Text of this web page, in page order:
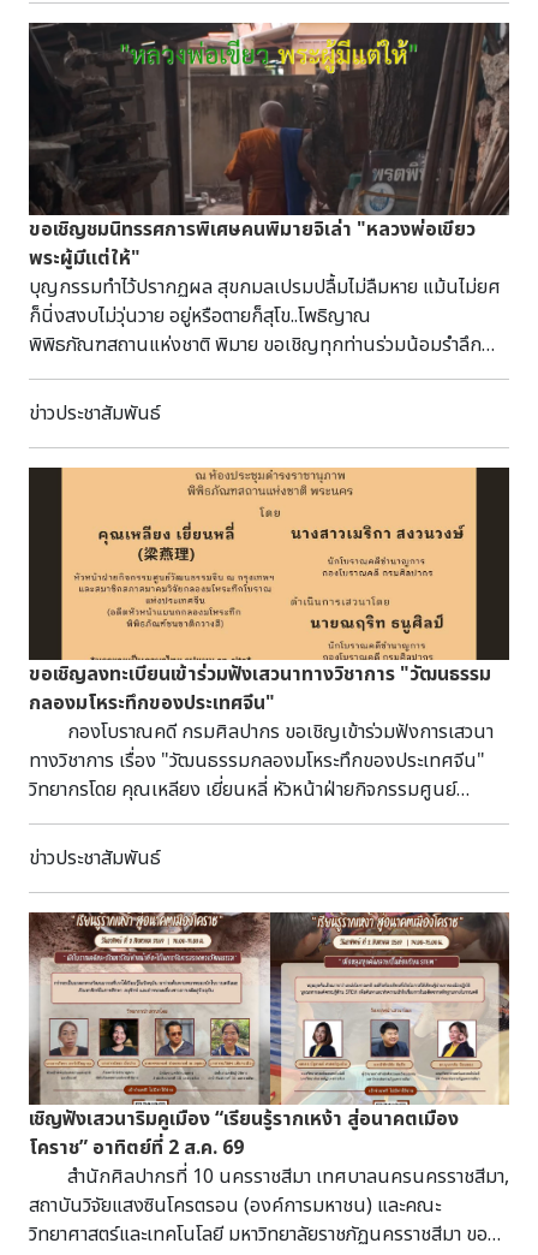
โบราณคดีชำนาญการ สำนักศิลปากรที่ 10 นครราชสีมา ในวัน
อาทิตย์ที่ 2 สิงหาคม 2569 เวลา 15.00 - 17.00 น. ร่วมติดตามผล
การขุดค้นทางโบราณคดีล่าสุด และค้นหาคำตอบว่า "โนนพลล้าน"
ได้ไขปริศนากำแพงเมืองโคราชสมัยอยุธยาไว้มากน้อยเพียงใด
เปิดรับสมัครผู้สนใจทุกเพศ ทุกวัย สามารถลงทะเบียนเข้าร่วม
กิจกรรม ฟรี! ไม่เสียค่าใช้จ่าย โดยสแกน QR Code หรือกดลิงก์
https://docs.google.com/forms/d/e/
Wyqek96UasGEJmGLhrYHQ/viewform รับจำนวนจำกัด
เพียง 20 ท่านเท่านั้น มาร่วมเป็นส่วนหนึ่งของงานโบราณคดี
เมืองนครราชสีมากับนักโบราณคดีตัวจริง เสียงจริง บอกเล่าบท
สรุปครั้งสำคัญไปด้วยกัน สอบถามเพิ่มเติม โทร. 0 4424 2958
ขอเชิญชมนิทรรศการพิเศษคนพิมายจิเล่า "หลวงพ่อเขียว
พระผู้มีแต่ให้"
บุญกรรมทำไว้ปรากฏผล สุขกมลเปรมปลื้มไม่ลืมหาย แม้นไม่ยศ
ก็นิ่งสงบไม่วุ่นวาย อยู่หรือตายก็สุโข..โพธิญาณ
พิพิธภัณฑสถานแห่งชาติ พิมาย ขอเชิญทุกท่านร่วมน้อมรำลึก
"หลวงพ่อพระโพธิวรญาณ" สมณศักดิ์เดิม "พระครูวิสุทธิพรต
ธำรง" หรือ "หลวงพ่อเขียว" พระนักเทศน์ที่มีชื่อเสียง พระผู้สร้าง
ในนิทรรศการพิเศษคนพิมายจิเล่า "หลวงพ่อเขียว พระผู้มีแต่ให้"
ณ พื้นที่โถงทางเข้าอาคารจัดแสดง ชั้น 2 อาคารจัดแสดง
พิพิธภัณฑสถานแห่งชาติ พิมาย จังหวัดนครราชสีมา ระหว่างวันที่
5 - 9 สิงหาคม 2569 เวลา 09.00 - 16.00 น. สอบถามเพิ่มเติม
โทร. 0 4447 1167 Facebook “Phimai National
Museum:พิพิธภัณฑสถานแห่งชาติ พิมาย”
https://www.facebook.com/PhimaiNationalMuseum
ข่าวประชาสัมพันธ์
ขอเชิญลงทะเบียนเข้าร่วมฟังเสวนาทางวิชาการ "วัฒนธรรม
กลองมโหระทึกของประเทศจีน"
กองโบราณคดี กรมศิลปากร ขอเชิญเข้าร่วมฟังการเสวนา
ทางวิชาการ เรื่อง "วัฒนธรรมกลองมโหระทึกของประเทศจีน"
วิทยากรโดย คุณเหลียง เยี่ยนหลี่ หัวหน้าฝ่ายกิจกรรมศูนย์
วัฒนธรรมจีน ณ กรุงเทพฯ และสมาชิกสมาคมวิจัยกลอง
มโหระทึกโบราณแห่งประเทศจีน (อดีตหัวหน้าแผนกกลอง
นักโบราณคดีชำนาญการ กองโบราณคดี กรมศิลปากร ดำเนิน
การเสวนาโดย นายณฤริท ธนูศิลป์ นักโบราณคดีชำนาญการ
กองโบราณคดี กรมศิลปากร ในวันเสาร์ที่ ๑ สิงหาคม ๒๕๖๙ เวลา
๐๙.๓๐ - ๑๒.๐๐ น. (เริ่มลงทะเบียนเวลา ๐๙.๐๐ น.) ณ ห้องประชุม
ดำรงราชานุภาพ พิพิธภัณฑสถานแห่งชาติ พระนคร การ
เสวนานี้บรรยายเป็นภาษาไทย และไม่มีการเผยแพร่ในรูปแบบ
ออนไลน์ ผู้สนใจสามารถลงทะเบียนเข้าร่วมฟังการเสวนาได้โดย
สแกนคิวอาร์โค้ดในภาพ หรือผ่านลิงก์
https://forms.gle/Pi6KGuZceK17ag4W
ข่าวประชาสัมพันธ์
เชิญฟังเสวนาริมคูเมือง “เรียนรู้รากเหง้า สู่อนาคตเมือง
โคราช” อาทิตย์ที่ 2 ส.ค. 69
สำนักศิลปากรที่ 10 นครราชสีมา เทศบาลนครนครราชสีมา,
สถาบันวิจัยแสงซินโครตรอน (องค์การมหาชน) และคณะ
วิทยาศาสตร์และเทคโนโลยี มหาวิทยาลัยราชภัฏนครราชสีมา ขอ